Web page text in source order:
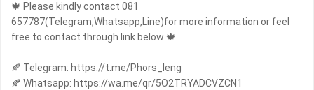
🍁 Please kindly contact 081
657787(Telegram,Whatsapp,Line)for more information or feel
free to contact through link below 🍁
🍂 Telegram: https://t.me/Phors_leng
🍂 Whatsapp: https://wa.me/qr/5O2TRYADCVZCN1